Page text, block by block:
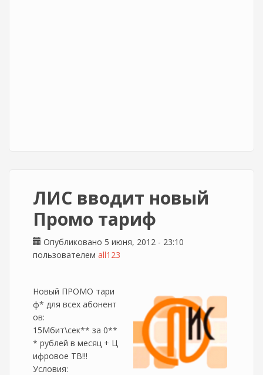
ЛИС вводит новый
Промо тариф
Опубликовано 5 июня, 2012 - 23:10
пользователем all123
Новый ПРОМО тари
ф* для всех абонент
ов:
15Мбит\сек** за 0**
* рублей в месяц + Ц
ифровое ТВ!!!
Условия: